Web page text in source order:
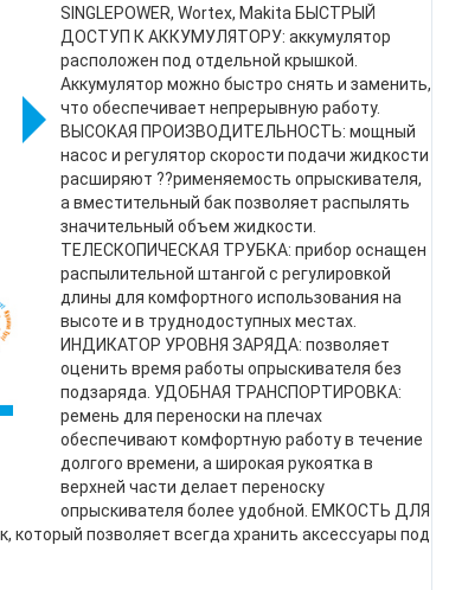
SINGLEPOWER, Wortex, Makita БЫСТРЫЙ
ДОСТУП К АККУМУЛЯТОРУ: аккумулятор
расположен под отдельной крышкой.
Аккумулятор можно быстро снять и заменить,
что обеспечивает непрерывную работу.
ВЫСОКАЯ ПРОИЗВОДИТЕЛЬНОСТЬ: мощный
насос и регулятор скорости подачи жидкости
расширяют ??рименяемость опрыскивателя,
а вместительный бак позволяет распылять
значительный объем жидкости.
ТЕЛЕСКОПИЧЕСКАЯ ТРУБКА: прибор оснащен
распылительной штангой с регулировкой
длины для комфортного использования на
высоте и в труднодоступных местах.
ИНДИКАТОР УРОВНЯ ЗАРЯДА: позволяет
оценить время работы опрыскивателя без
подзаряда. УДОБНАЯ ТРАНСПОРТИРОВКА:
ремень для переноски на плечах
обеспечивают комфортную работу в течение
долгого времени, а широкая рукоятка в
верхней части делает переноску
опрыскивателя более удобной. ЕМКОСТЬ ДЛЯ
позволяет всегда хранить аксессуары под